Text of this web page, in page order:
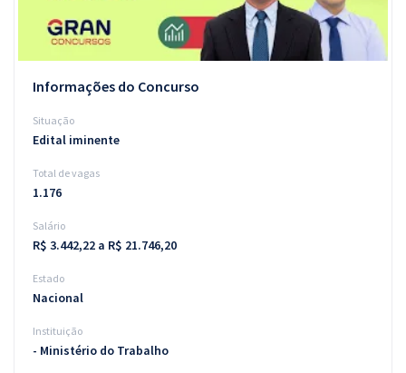
Aprovados
Informações do Concurso
Situação
Edital iminente
Total de vagas
1.176
Salário
R$ 3.442,22 a R$ 21.746,20
Estado
Nacional
Instituição
- Ministério do Trabalho